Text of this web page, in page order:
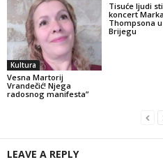
Kultura
Vesna Martorij
Vrandečić! Njega
radosnog manifesta”
Tisuće ljudi
koncert
Thompsona
Brijegu
LEAVE A REPLY